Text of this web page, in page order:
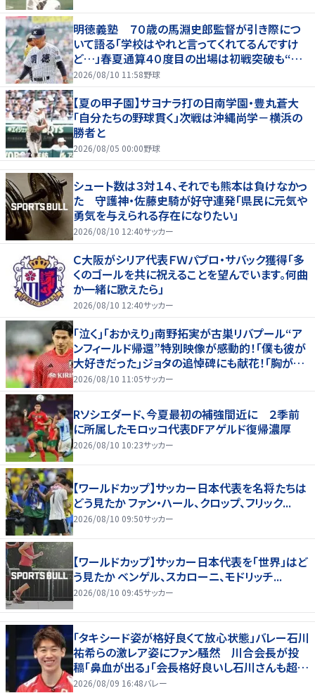
明徳義塾 ７０歳の馬淵史郎監督が引き際につ
いて語る「学校はやれと言ってくれてるんですけ
ど…」春夏通算４０度目の出場は初戦突破も“馬
淵節”炸裂
2026/08/10 11:58野球
【夏の甲子園】サヨナラ打の日南学園・豊丸蒼大
「自分たちの野球貫く」次戦は沖縄尚学－横浜の
勝者と
2026/08/05 00:00野球
シュート数は３対１４、それでも熊本は負けなかっ
た 守護神・佐藤史騎が好守連発「県民に元気や
勇気を与えられる存在になりたい」
2026/08/10 12:40サッカー
Ｃ大阪がシリア代表ＦＷパブロ・サバック獲得「多
くのゴールを共に祝えることを望んでいます。何曲
か一緒に歌えたら」
2026/08/10 12:40サッカー
｢泣く｣｢おかえり｣南野拓実が古巣リバプール“ア
ンフィールド帰還”特別映像が感動的！｢僕も彼が
大好きだった｣ジョタの追悼碑にも献花！｢胸が熱
くなります…｣
2026/08/10 11:05サッカー
Rソシエダード、今夏最初の補強間近に ２季前
に所属したモロッコ代表DFアゲルド復帰濃厚
2026/08/10 10:23サッカー
【ワールドカップ】サッカー日本代表を名将たちは
どう見たか ファン・ハール、クロップ、フリック...
2026/08/10 09:50サッカー
【ワールドカップ】サッカー日本代表を「世界」はど
う見たか ベンゲル、スカローニ、モドリッチ...
2026/08/10 09:45サッカー
「タキシード姿が格好良くて放心状態」バレー石川
祐希らの激レア姿にファン騒然 川合会長が投
稿「鼻血が出る」「会長格好良いし石川さんも超格
好いい」
2026/08/09 16:48バレー